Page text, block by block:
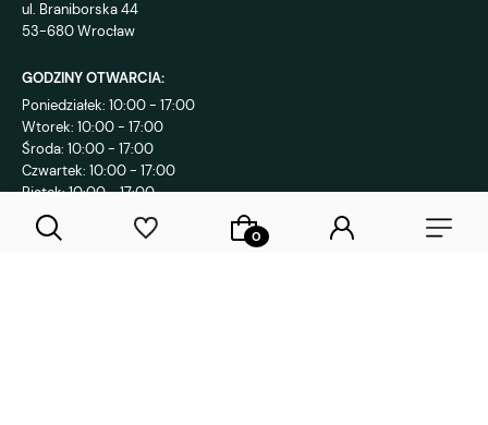
ul. Braniborska 44
53-680 Wrocław
GODZINY OTWARCIA:
Poniedziałek: 10:00 - 17:00
Wtorek: 10:00 - 17:00
Środa: 10:00 - 17:00
Czwartek: 10:00 - 17:00
Piątek: 10:00 - 17:00
KONTAKT: